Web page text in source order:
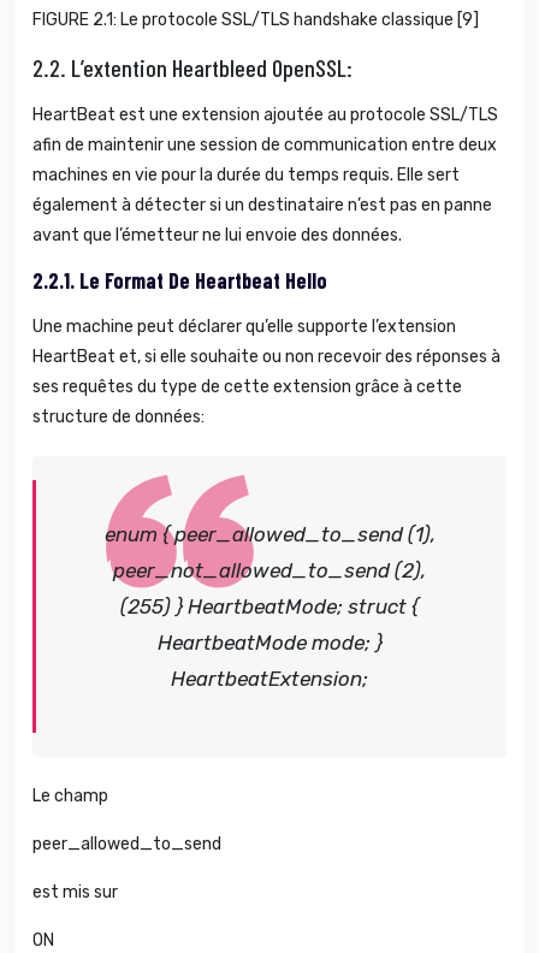
FIGURE 2.1: Le protocole SSL/TLS handshake classique [9]
2.2. L’extention Heartbleed OpenSSL:
HeartBeat est une extension ajoutée au protocole SSL/TLS
afin de maintenir une session de communication entre deux
machines en vie pour la durée du temps requis. Elle sert
également à détecter si un destinataire n’est pas en panne
avant que l’émetteur ne lui envoie des données.
2.2.1. Le Format De Heartbeat Hello
Une machine peut déclarer qu’elle supporte l’extension
HeartBeat et, si elle souhaite ou non recevoir des réponses à
ses requêtes du type de cette extension grâce à cette
structure de données:
enum { peer_allowed_to_send (1),
peer_not_allowed_to_send (2),
(255) } HeartbeatMode; struct {
HeartbeatMode mode; }
HeartbeatExtension;
Le champ
peer_allowed_to_send
est mis sur
ON